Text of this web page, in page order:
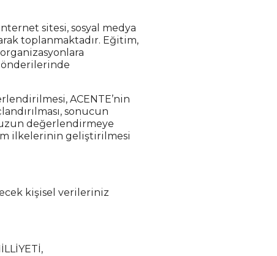
sitesi, sosyal medya
toplanmaktadır. Eğitim,
ACENTE’nin
sonucun
değerlendirmeye
ilkelerinin geliştirilmesi
kişisel verileriniz